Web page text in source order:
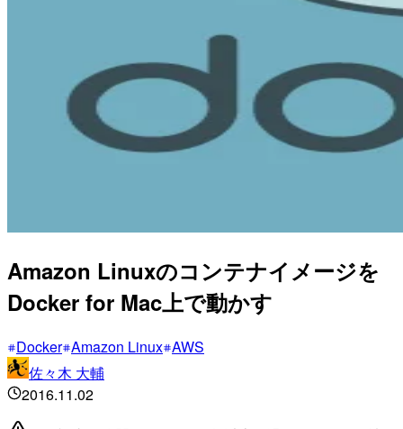
Amazon Linuxのコンテナイメージを
Docker for Mac上で動かす
Docker Amazon Linux AWS
佐々木 大輔
2016.11.02